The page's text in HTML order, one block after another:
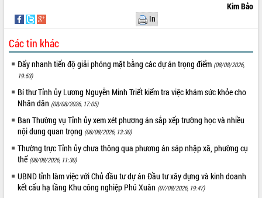
Kim Bảo
In
Các tin khác
Đẩy nhanh tiến độ giải phóng mặt bằng các dự án trọng điểm (08/08/2026,
19:53)
Bí thư Tỉnh ủy Lương Nguyễn Minh Triết kiểm tra việc khám sức khỏe cho
Nhân dân (08/08/2026, 17:05)
Ban Thường vụ Tỉnh ủy xem xét phương án sắp xếp trường học và nhiều
nội dung quan trọng (08/08/2026, 13:30)
Thường trực Tỉnh ủy chưa thông qua phương án sáp nhập xã, phường cụ
thể (08/08/2026, 11:30)
UBND tỉnh làm việc với Chủ đầu tư dự án Đầu tư xây dựng và kinh doanh
kết cấu hạ tầng Khu công nghiệp Phú Xuân (07/08/2026, 19:47)